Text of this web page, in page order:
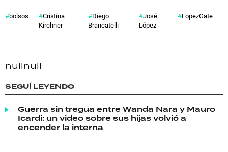
bolsos
Cristina
Kirchner
Diego
Brancatelli
José
López
LopezGate
nullnull
SEGUÍ LEYENDO
Guerra sin tregua entre Wanda Nara y Mauro
Icardi: un video sobre sus hijas volvió a
encender la interna